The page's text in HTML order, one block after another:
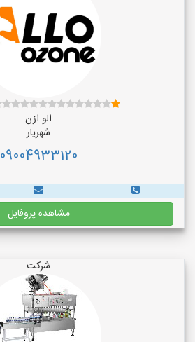
الو ازن
شهریار
09004933120
مشاهده پروفایل
شرکت